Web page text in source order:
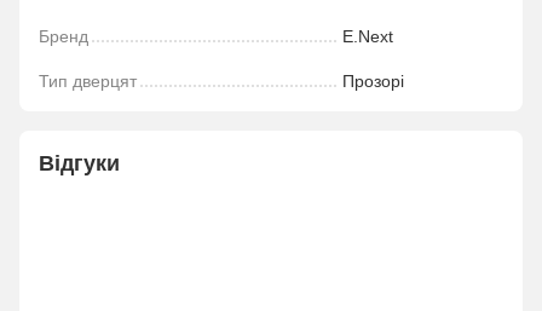
Бренд E.Next
Тип дверцят Прозорі
Відгуки